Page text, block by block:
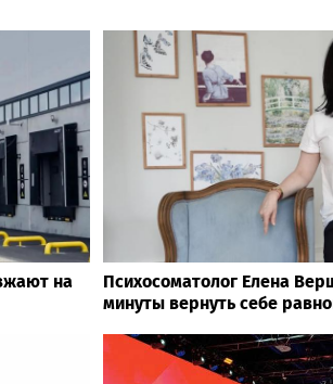
на
Психосоматолог Елена
минуты вернуть себе